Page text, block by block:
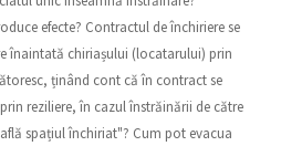
efecte? Contractul de închiriere se
înaintată chiriașului (locatarului) prin
ținând cont că în contract se
reziliere, în cazul înstrăinării de către
spațiul închiriat"? Cum pot evacua